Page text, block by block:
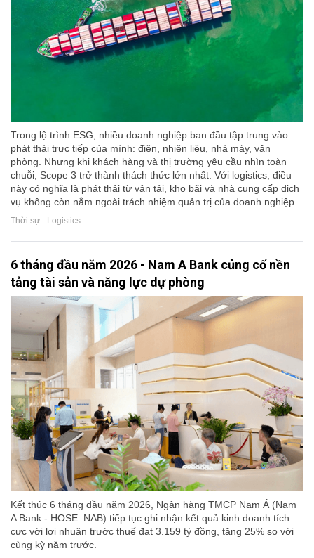
Trong lộ trình ESG, nhiều doanh nghiệp ban đầu tập trung vào
phát thải trực tiếp của mình: điện, nhiên liệu, nhà máy, văn
phòng. Nhưng khi khách hàng và thị trường yêu cầu nhìn toàn
chuỗi, Scope 3 trở thành thách thức lớn nhất. Với logistics, điều
này có nghĩa là phát thải từ vận tải, kho bãi và nhà cung cấp dịch
vụ không còn nằm ngoài trách nhiệm quản trị của doanh nghiệp.
Thời sự - Logistics
6 tháng đầu năm 2026 - Nam A Bank củng cố nền
tảng tài sản và năng lực dự phòng
Kết thúc 6 tháng đầu năm 2026, Ngân hàng TMCP Nam Á (Nam
A Bank - HOSE: NAB) tiếp tục ghi nhận kết quả kinh doanh tích
cực với lợi nhuận trước thuế đạt 3.159 tỷ đồng, tăng 25% so với
cùng kỳ năm trước.